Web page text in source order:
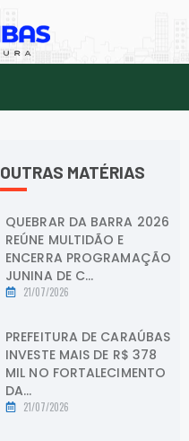
OUTRAS MATÉRIAS
QUEBRAR DA BARRA 2026
REÚNE MULTIDÃO E
ENCERRA PROGRAMAÇÃO
JUNINA DE C...
21/07/2026
PREFEITURA DE CARAÚBAS
INVESTE MAIS DE R$ 378
MIL NO FORTALECIMENTO
DA...
21/07/2026